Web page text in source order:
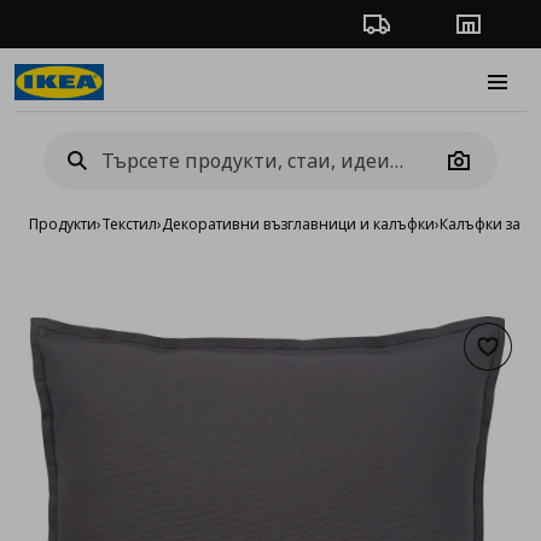
Проследяване на
Camera
Продукти›Текстил›Декоративни възглавници и калъфки›Калъфки за